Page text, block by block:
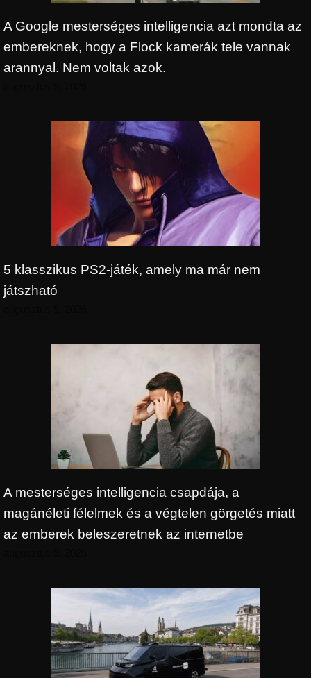
A Google mesterséges intelligencia azt mondta az
embereknek, hogy a Flock kamerák tele vannak
arannyal. Nem voltak azok.
5 klasszikus PS2-játék, amely ma már nem
játszható
A mesterséges intelligencia csapdája, a
magánéleti félelmek és a végtelen görgetés miatt
az emberek beleszeretnek az internetbe